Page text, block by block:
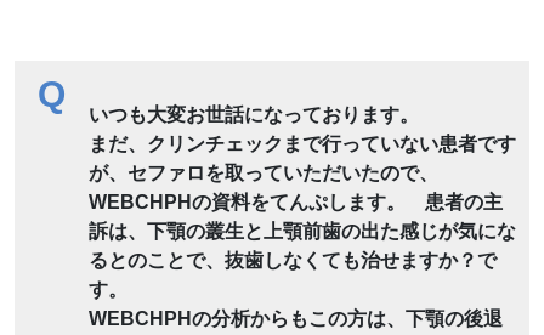
Q
いつも大変お世話になっております。
まだ、クリンチェックまで行っていない患者です
が、セファロを取っていただいたので、
WEBCHPHの資料をてんぷします。 患者の主
訴は、下顎の叢生と上顎前歯の出た感じが気にな
るとのことで、抜歯しなくても治せますか？で
す。
WEBCHPHの分析からもこの方は、下顎の後退